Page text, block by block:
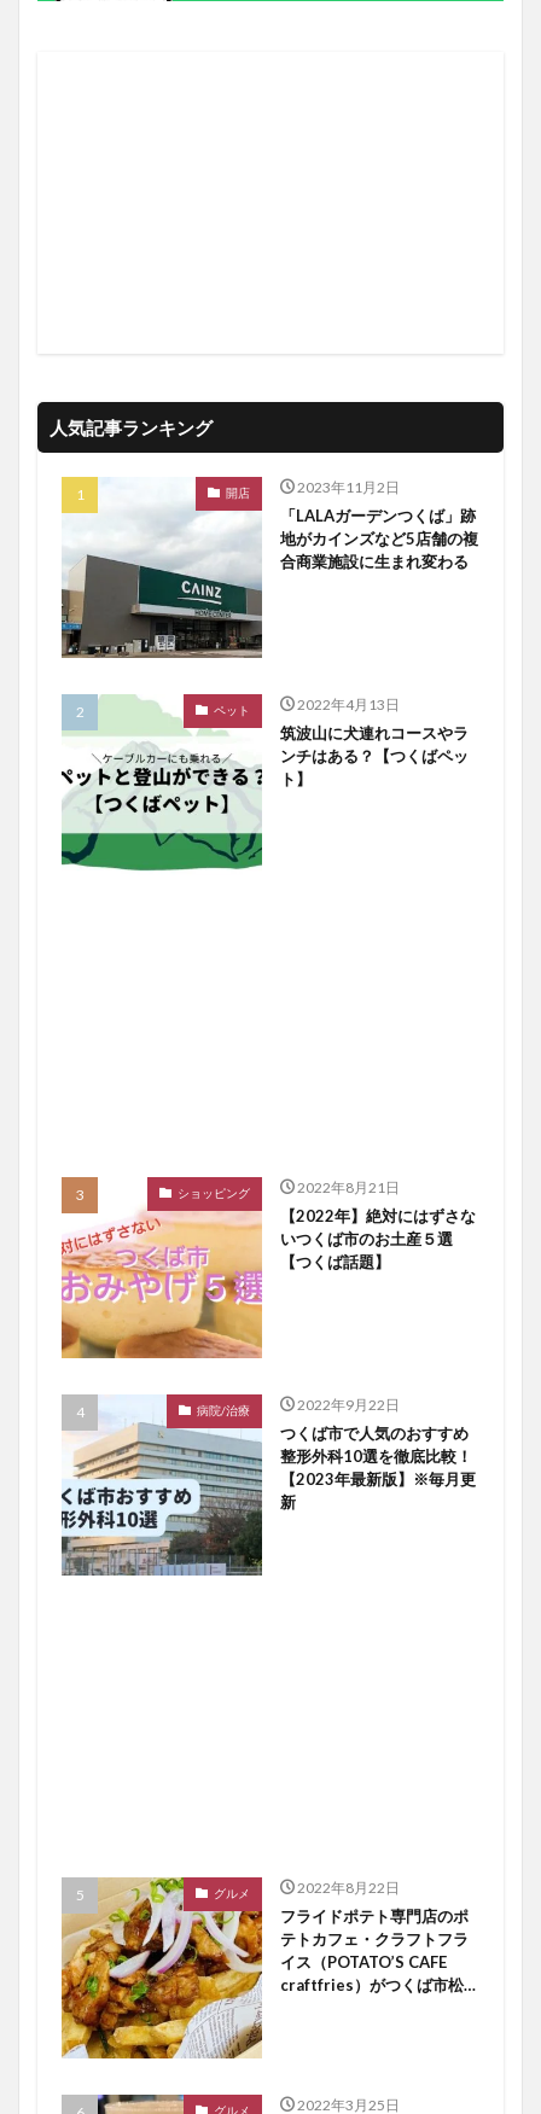
人気記事ランキング
開店 2023年11月2日
「LALAガーデンつくば」跡
地がカインズなど5店舗の複
合商業施設に生まれ変わる
ペット 2022年4月13日
筑波山に犬連れコースやラ
ンチはある？【つくばペッ
ト】
ショッピング 2022年8月21日
【2022年】絶対にはずさな
いつくば市のお土産５選
【つくば話題】
病院/治療 2022年9月22日
つくば市で人気のおすすめ
整形外科10選を徹底比較！
【2023年最新版】※毎月更
新
グルメ 2022年8月22日
フライドポテト専門店のポ
テトカフェ・クラフトフラ
イス（POTATO’S CAFE
craftfries）がつくば市松代
グルメ 2022年3月25日